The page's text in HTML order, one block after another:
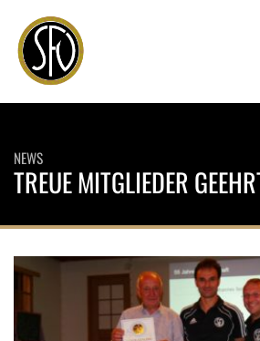
NEWS
TREUE MITGLIEDER